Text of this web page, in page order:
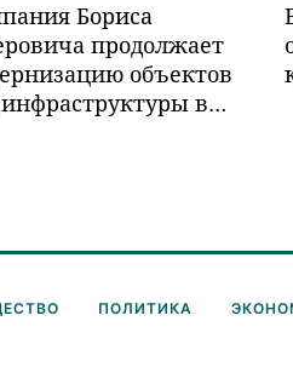
Бориса
продолжает
объектов
в
ПОЛИТИКА